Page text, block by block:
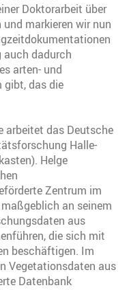
Doktorarbeit über
und markieren wir nun
auch dadurch
arten- und
gibt, das die
arbeitet das Deutsche
Halle-
Helge
Zentrum im
an seinem
aus
die sich mit
beschäftigen. Im
Vegetationsdaten aus
Datenbank